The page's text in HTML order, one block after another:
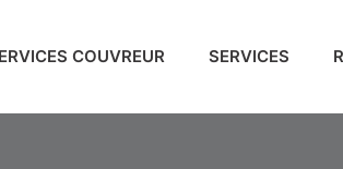
COUVREUR SERVICES